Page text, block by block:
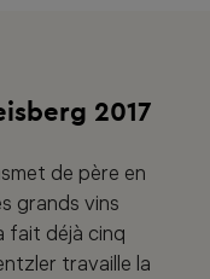
2017
de père en
grands vins
fait déjà cinq
travaille la